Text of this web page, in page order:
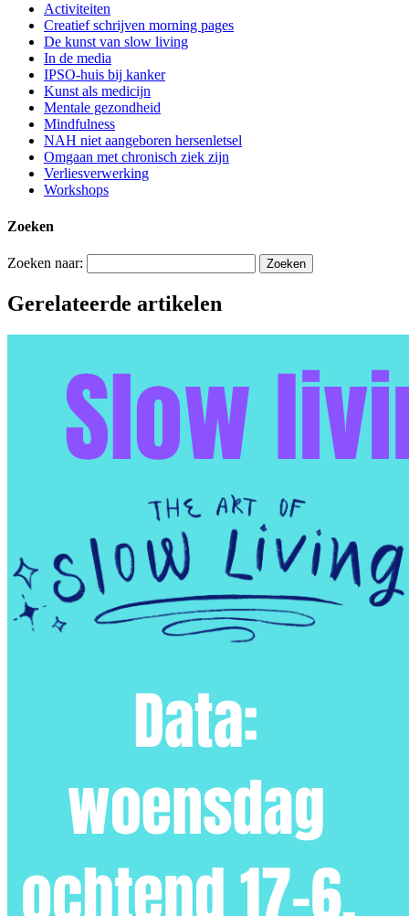
Activiteiten
Creatief schrijven morning pages
De kunst van slow living
In de media
IPSO-huis bij kanker
Kunst als medicijn
Mentale gezondheid
Mindfulness
NAH niet aangeboren hersenletsel
Omgaan met chronisch ziek zijn
Verliesverwerking
Workshops
Zoeken
Zoeken naar:
Gerelateerde artikelen